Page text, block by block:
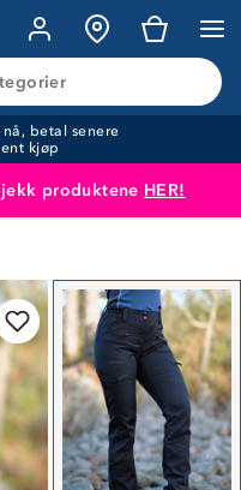
nå, betal senere
kjøp
produktene HER!